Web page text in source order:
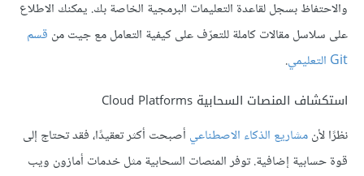
والاحتفاظ بسجل لقاعدة التعليمات البرمجية الخاصة بك. يمكنك الاطلاع
على سلاسل مقالات كاملة للتعرّف على كيفية التعامل مع جيت من قسم
Git التعليمي
.
استكشاف المنصات السحابية Cloud Platforms
نظرًا لأنمشاريع الذكاء الاصطناعي أصبحت أكثر تعقيدًا، فقد تحتاج إلى
قوة حسابية إضافية. توفر المنصات السحابية مثل خدمات أمازون ويب